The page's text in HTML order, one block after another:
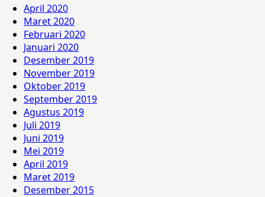
April 2020
Maret 2020
Februari 2020
Januari 2020
Desember 2019
November 2019
Oktober 2019
September 2019
Agustus 2019
Juli 2019
Juni 2019
Mei 2019
April 2019
Maret 2019
Desember 2015